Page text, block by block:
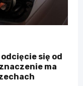
się od
ma